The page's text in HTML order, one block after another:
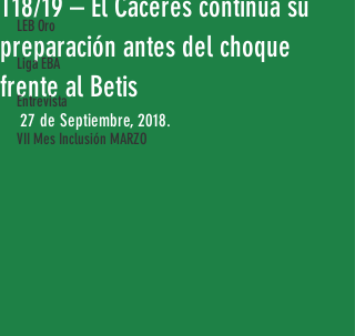
LEB Oro
Liga EBA
Entrevista
VII Mes Inclusión MARZO
T18/19 – El Cáceres continúa su
preparación antes del choque
frente al Betis
27 de Septiembre, 2018.